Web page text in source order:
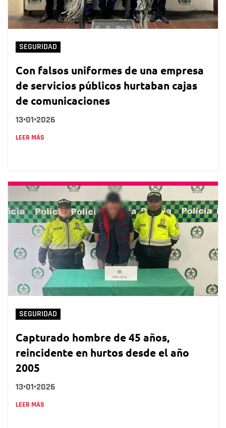
SEGURIDAD
Con falsos uniformes de una empresa
de servicios públicos hurtaban cajas
de comunicaciones
13•01•2026
LEER MÁS
SEGURIDAD
Capturado hombre de 45 años,
reincidente en hurtos desde el año
2005
13•01•2026
LEER MÁS